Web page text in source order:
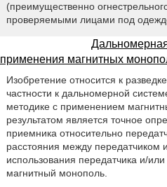
(преимущественно
проверяемыми лицами под
применения магнитных
Изобретение относится к
частности к дальномерной
методике с применением
результатом является точное
приемника относительно
расстояния между передатчиком
использования передатчика и/
магнитный монополь.